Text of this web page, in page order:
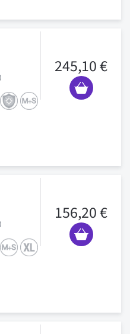
245,10 €
156,20 €